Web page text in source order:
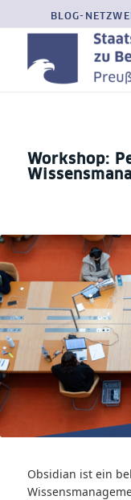
BLOG-
Workshop:
Obsidian ist ein